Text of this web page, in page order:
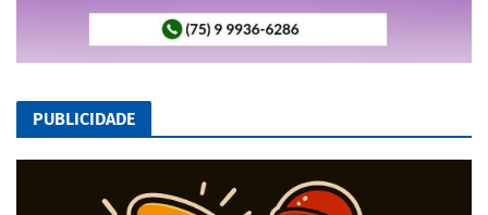
PUBLICIDADE